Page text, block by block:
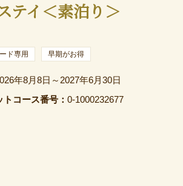
テイ＜素泊り＞
ド専用 早期がお得
年8月8日～2027年6月30日
トコース番号：0-1000232677